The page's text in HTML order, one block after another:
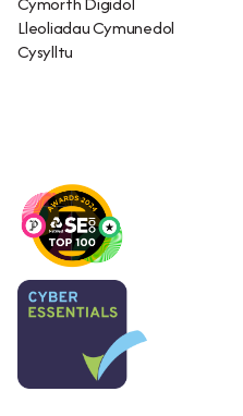
Lleoliadau Cymunedol
Cysylltu